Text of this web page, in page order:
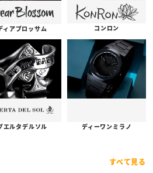
ィアブロッサム コンロン
エルタデルソル ディーワンミラノ
すべて見る